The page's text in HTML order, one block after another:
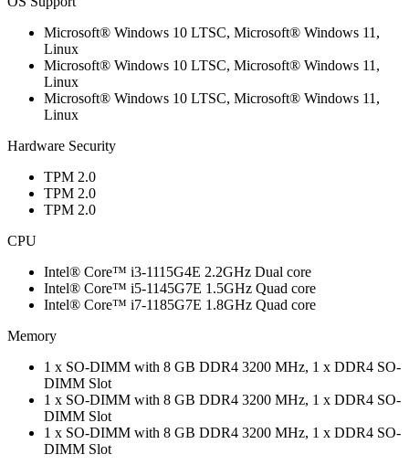
Microsoft® Windows 10 LTSC, Microsoft® Windows 11,
Linux
Microsoft® Windows 10 LTSC, Microsoft® Windows 11,
Linux
Microsoft® Windows 10 LTSC, Microsoft® Windows 11,
Linux
Hardware Security
TPM 2.0
TPM 2.0
TPM 2.0
CPU
Intel® Core™ i3-1115G4E 2.2GHz Dual core
Intel® Core™ i5-1145G7E 1.5GHz Quad core
Intel® Core™ i7-1185G7E 1.8GHz Quad core
Memory
1 x SO-DIMM with 8 GB DDR4 3200 MHz, 1 x DDR4 SO-
DIMM Slot
1 x SO-DIMM with 8 GB DDR4 3200 MHz, 1 x DDR4 SO-
DIMM Slot
1 x SO-DIMM with 8 GB DDR4 3200 MHz, 1 x DDR4 SO-
DIMM Slot